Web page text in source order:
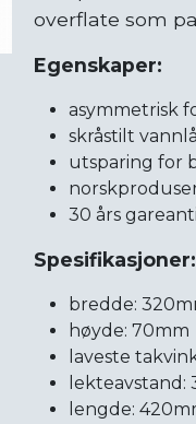
overflate som
Egenskaper:
asymmetrisk
skråstilt
utsparing for
30 års
Spesifikasjoner:
bredde:
høyde: 70mm
laveste
lekteavstand:
lengde: